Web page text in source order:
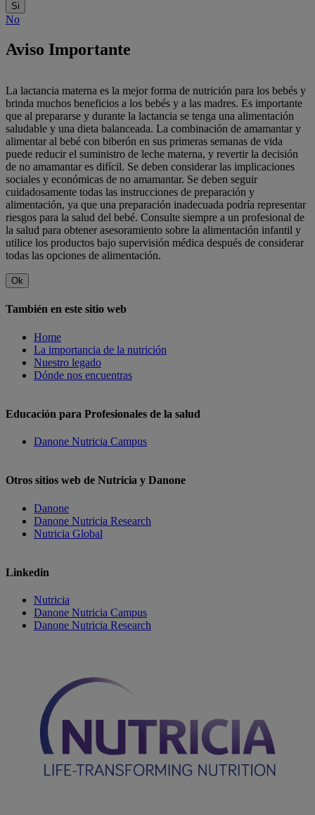
Si
No
Aviso Importante
La lactancia materna es la mejor forma de nutrición para los bebés y
brinda muchos beneficios a los bebés y a las madres. Es importante
que al prepararse y durante la lactancia se tenga una alimentación
saludable y una dieta balanceada. La combinación de amamantar y
alimentar al bebé con biberón en sus primeras semanas de vida
puede reducir el suministro de leche materna, y revertir la decisión
de no amamantar es difícil. Se deben considerar las implicaciones
sociales y económicas de no amamantar. Se deben seguir
cuidadosamente todas las instrucciones de preparación y
alimentación, ya que una preparación inadecuada podría representar
riesgos para la salud del bebé. Consulte siempre a un profesional de
la salud para obtener asesoramiento sobre la alimentación infantil y
utilice los productos bajo supervisión médica después de considerar
todas las opciones de alimentación.
Ok
También en este sitio web
Home
La importancia de la nutrición
Nuestro legado
Dónde nos encuentras
Educación para Profesionales de la salud
Danone Nutricia Campus
Otros sitios web de Nutricia y Danone
Danone
Danone Nutricia Research
Nutricia Global
Linkedin
Nutricia
Danone Nutricia Campus
Danone Nutricia Research